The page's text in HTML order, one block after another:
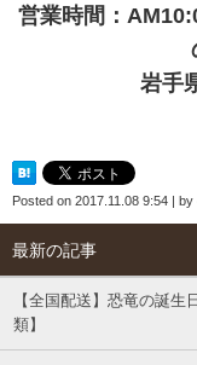
営業時間：
岩手
Posted on 2017.11.08 9:54 | by
最新の記事
【全国配送】恐竜の誕
類】